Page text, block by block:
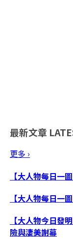
最新文章
更多 ›
【大人物每日一
【大人物每日一
【大人物今日發
險與淒美謝幕